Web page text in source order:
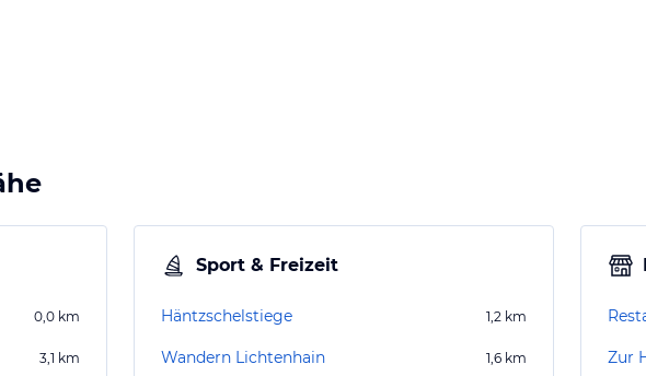
0,0 km
3,1 km
Sport & Freizeit
Häntzschelstiege 1,2 km
Wandern Lichtenhain 1,6 km Zur